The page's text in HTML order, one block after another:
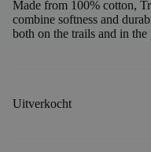
Made from 100% cotton,
combine softness and
both on the trails and in the
Uitverkocht